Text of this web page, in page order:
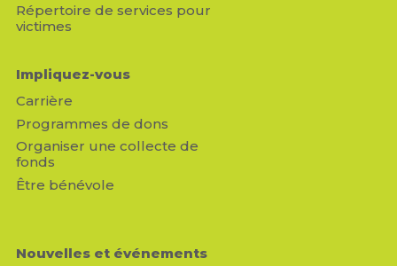
Répertoire de services pour
victimes
Impliquez-vous
Carrière
Programmes de dons
Organiser une collecte de
fonds
Être bénévole
Nouvelles et événements